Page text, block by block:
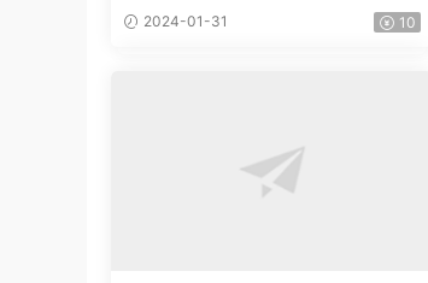
2024-01-31 10